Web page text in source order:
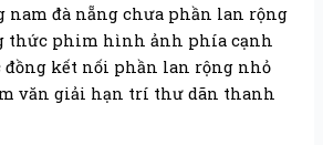
nam đà nẵng chưa phần lan rộng
thức phim hình ảnh phía cạnh
đồng kết nối phần lan rộng nhỏ
văn giải hạn trí thư dãn thanh